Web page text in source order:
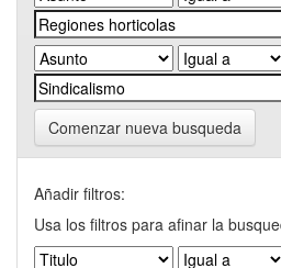
Comenzar nueva busqueda
Añadir filtros:
Usa los filtros para afinar la